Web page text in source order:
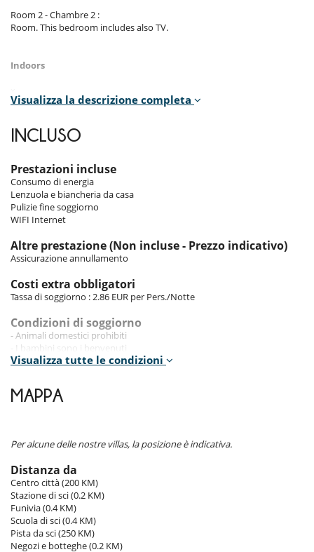
Room 2 - Chambre 2 :
Room. This bedroom includes also TV.
Indoors
Outdoors
Staff & Services
x
Location
x
I bambini sono i benvenuti
Attrezzature, eventi
Ascensore
All'esterno
Divertimenti ed attività sportive
Accesso internet (wifi)
Riscaldanti per scarpe
Ski room
Tivù
Elettrodomestici
Cucina americana
Visualizza la descrizione completa
INCLUSO
Prestazioni incluse
Consumo di energia
Lenzuola e biancheria da casa
Pulizie fine soggiorno
WIFI Internet
Altre prestazione (Non incluse - Prezzo indicativo)
Assicurazione annullamento
Costi extra obbligatori
Tassa di soggiorno : 2.86 EUR per Pers./Notte
Condizioni di soggiorno
- Animali domestici prohibiti
- I bambini sono i benvenuti
- I genitori devono sorvegliare i loro bambini ad ogni istante se c'è
- L'organizzazione di eventi in questa proprietà è vietata senza
l'accordo di Villanovo
- Lingue parlate dal personale di casa : Inglese - Francese
- Un deposito è richiesto dal proprietario per un importo di :
EUR
- Il deposito deve essere pagato nel modo seguente :
autorizzazione - Link ESTERNO
Condizioni di prenotazione
Visualizza tutte le condizioni
MAPPA
Per alcune delle nostre villas, la posizione è indicativa.
Distanza da
Centro città (200 KM)
Stazione di sci (0.2 KM)
Funivia (0.4 KM)
Scuola di sci (0.4 KM)
Pista da sci (250 KM)
Negozi e botteghe (0.2 KM)